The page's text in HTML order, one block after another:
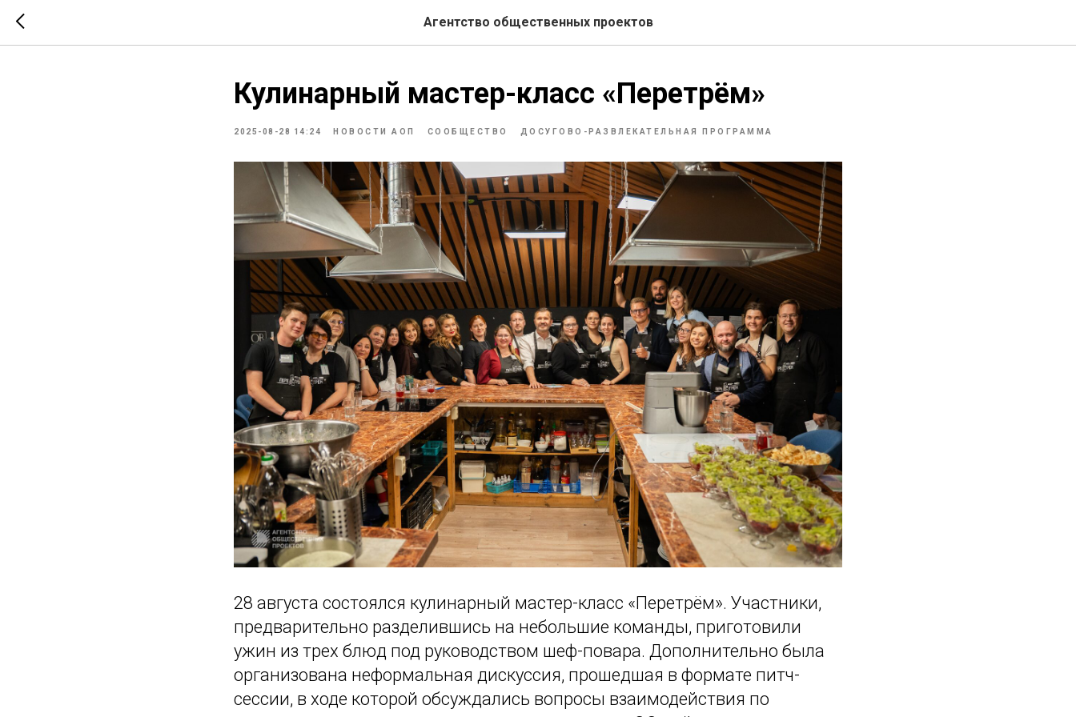
Агентство общественных проектов
Кулинарный мастер-класс «Перетрём»
2025-08-28 14:24 НОВОСТИ АОП СООБЩЕСТВО ДОСУГОВО-РАЗВЛЕКАТЕЛЬНАЯ ПРОГРАММА
28 августа состоялся кулинарный мастер-класс «Перетрём». Участники,
предварительно разделившись на небольшие команды, приготовили
ужин из трех блюд под руководством шеф-повара. Дополнительно была
организована неформальная дискуссия, прошедшая в формате питч-
сессии, в ходе которой обсуждались вопросы взаимодействия по